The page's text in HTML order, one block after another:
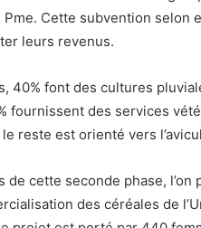
Cette subvention selon
leurs revenus.
40% font des cultures
fournissent des services
reste est orienté vers
de cette seconde phase,
des céréales de